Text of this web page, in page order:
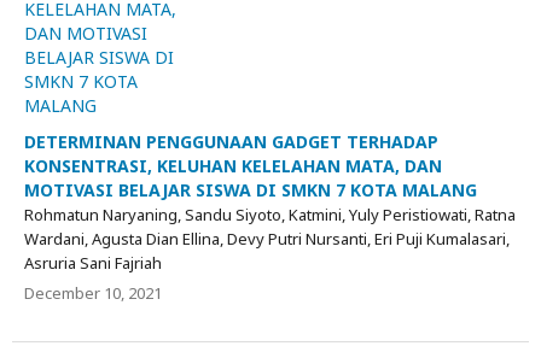
DETERMINAN PENGGUNAAN GADGET TERHADAP
KONSENTRASI, KELUHAN KELELAHAN MATA, DAN
MOTIVASI BELAJAR SISWA DI SMKN 7 KOTA MALANG
Rohmatun Naryaning, Sandu Siyoto, Katmini, Yuly Peristiowati, Ratna
Wardani, Agusta Dian Ellina, Devy Putri Nursanti, Eri Puji Kumalasari,
Asruria Sani Fajriah
December 10, 2021